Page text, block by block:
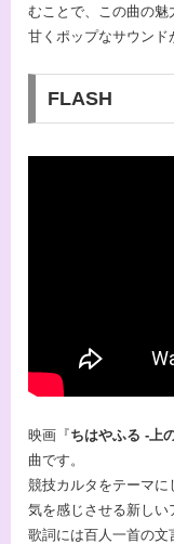
むことで、この曲の魅
甘くポップなサウンド
FLASH
映画『ちはやふる -上
曲です。
競技カルタをテーマに
気を感じさせる新しい
歌詞には百人一首の文